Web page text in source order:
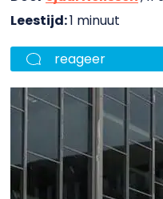
Leestijd:1 minuut
reageer